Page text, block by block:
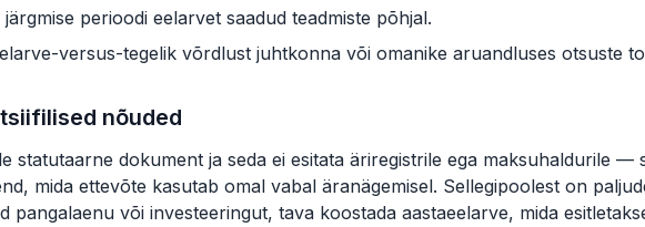
järgmise perioodi eelarvet saadud teadmiste põhjal.
versus-tegelik võrdlust juhtkonna või omanike aruandluses otsuste
nõuded
statutaarne dokument ja seda ei esitata äriregistrile ega maksuhaldurile —
mida ettevõte kasutab omal vabal äranägemisel. Sellegipoolest on
pangalaenu või investeeringut, tava koostada aastaeelarve, mida